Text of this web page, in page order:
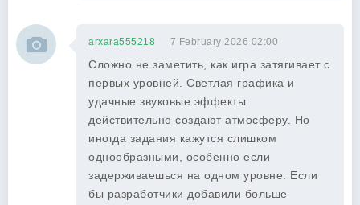
arxara555218 7 February 2026 02:00
Сложно не заметить, как игра затягивает с
первых уровней. Светлая графика и
удачные звуковые эффекты
действительно создают атмосферу. Но
иногда задания кажутся слишком
однообразными, особенно если
задерживаешься на одном уровне. Если
бы разработчики добавили больше